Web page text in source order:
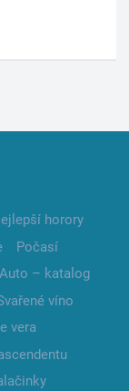
horory
Počasí
Auto – katalog
víno
vera